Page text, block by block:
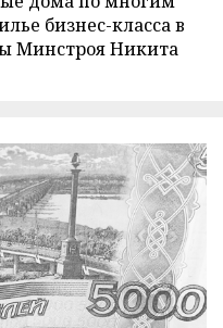
бизнес-класса в
Минстроя Никита